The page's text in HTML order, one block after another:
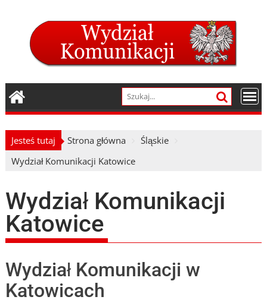
Jesteś tutaj Strona główna
Śląskie
Wydział Komunikacji Katowice
Wydział Komunikacji
Katowice
Wydział Komunikacji w
Katowicach